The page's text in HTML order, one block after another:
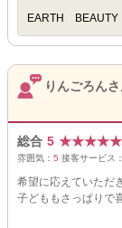
EARTH
りんごろん
総合 5 ★★★★★
雰囲気： 5 接客サービス：
希望に応えていただ
子どももさっぱりで